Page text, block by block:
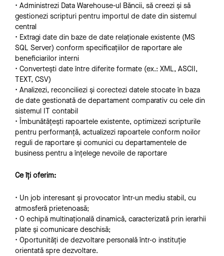
• Administrezi Data Warehouse-ul Băncii, să creezi și să
gestionezi scripturi pentru importul de date din sistemul
central
• Extragi date din baze de date relaționale existente (MS
SQL Server) conform specificațiilor de raportare ale
beneficiarilor interni
• Convertești date între diferite formate (ex.: XML, ASCII,
TEXT, CSV)
• Analizezi, reconciliezi și corectezi datele stocate în baza
de date gestionată de departament comparativ cu cele din
sistemul IT contabil
• Îmbunătățești rapoartele existente, optimizezi scripturile
pentru performanță, actualizezi rapoartele conform noilor
reguli de raportare și comunici cu departamentele de
business pentru a înțelege nevoile de raportare
Ce îți oferim:
• Un job interesant și provocator într-un mediu stabil, cu
atmosferă prietenoasă;
• O echipă multinațională dinamică, caracterizată prin ierarhii
plate și comunicare deschisă;
• Oportunități de dezvoltare personală într-o instituție
orientată spre dezvoltare.